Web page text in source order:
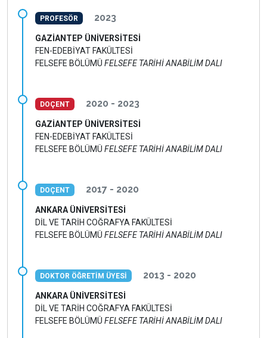
PROFESÖR 2023
GAZİANTEP ÜNİVERSİTESİ
FEN-EDEBİYAT FAKÜLTESİ
FELSEFE BÖLÜMÜ FELSEFE TARİHİ ANABİLİM DALI
DOÇENT 2020 - 2023
GAZİANTEP ÜNİVERSİTESİ
FEN-EDEBİYAT FAKÜLTESİ
FELSEFE BÖLÜMÜ FELSEFE TARİHİ ANABİLİM DALI
DOÇENT 2017 - 2020
ANKARA ÜNİVERSİTESİ
DİL VE TARİH COĞRAFYA FAKÜLTESİ
FELSEFE BÖLÜMÜ FELSEFE TARİHİ ANABİLİM DALI
DOKTOR ÖĞRETİM ÜYESİ 2013 - 2020
ANKARA ÜNİVERSİTESİ
DİL VE TARİH COĞRAFYA FAKÜLTESİ
FELSEFE BÖLÜMÜ FELSEFE TARİHİ ANABİLİM DALI